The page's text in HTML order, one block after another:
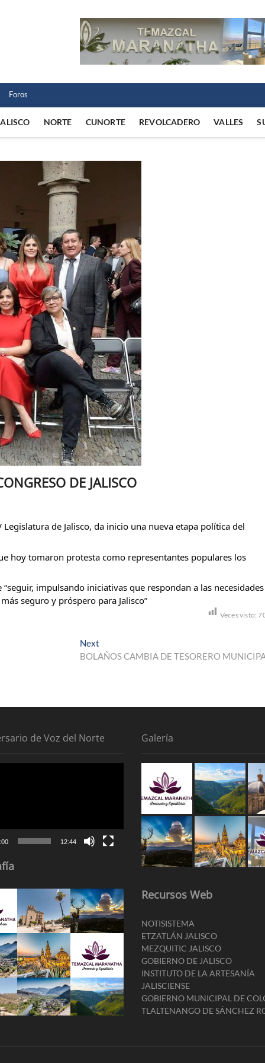
Foros
NORTE CUNORTE REVOLCADERO VALLES
DE JALISCO
de Jalisco, da inicio una nueva etapa política del
hoy tomaron protesta como representantes populares los
impulsando iniciativas que respondan a las necesidades
seguro y próspero para Jalisco”
Veces visto:
Next
post:
BOLAÑOS CAMBIA DE TESORERO
de Voz del Norte
12:44
Galería
Recursos Web
NOTISISTEMA
ETZATLÁN JALISCO
MEZQUITIC JALISCO
GOBIERNO DE JALISCO
INSTITUTO DE LA ARTESANÍA
JALISCIENSE
GOBIERNO MUNICIPAL DE
TLALTENANGO DE SÁNCHEZ